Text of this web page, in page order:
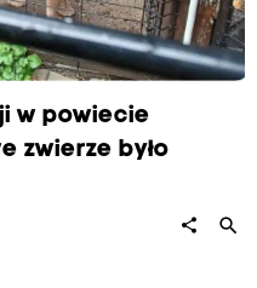
w powiecie
zwierze było
share search